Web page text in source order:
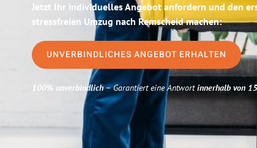
Jetzt Ihr individuelles Angebot anfordern und den
stressfreien Umzug nach Remscheid machen:
UNVERBINDLICHES ANGEBOT ERHALTEN
100% unverbindlich– Garantiert eine Antwortinnerhalb von